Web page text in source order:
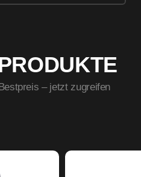
– jetzt zugreifen